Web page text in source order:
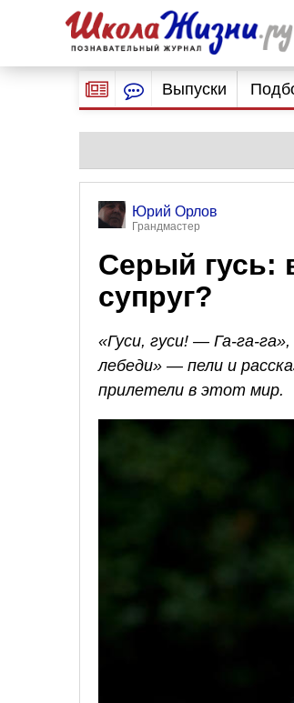
Выпуски
Юрий Орлов
Грандмастер
Серый гусь:
супруг?
«Гуси, гуси! — Га-га-
лебеди» — пели и
прилетели в этот мир.